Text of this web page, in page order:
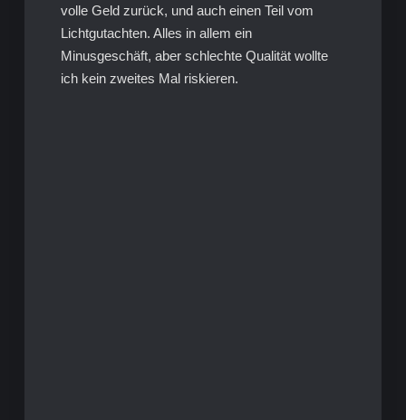
volle Geld zurück, und auch einen Teil vom
Lichtgutachten. Alles in allem ein
Minusgeschäft, aber schlechte Qualität wollte
ich kein zweites Mal riskieren.